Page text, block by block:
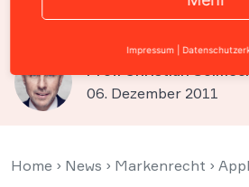
Galaxy Tab 10.1 in
Prof. Christian
06. Dezember 2011
Home › News › Markenrecht ›
Impressum